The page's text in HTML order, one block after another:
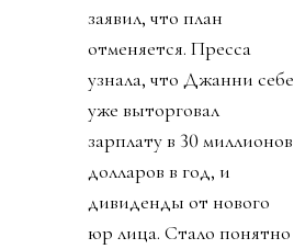
заявил, что план
отменяется. Пресса
узнала, что Джанни себе
уже выторговал
зарплату в 30 миллионов
долларов в год, и
дивиденды от нового
юр лица. Стало понятно